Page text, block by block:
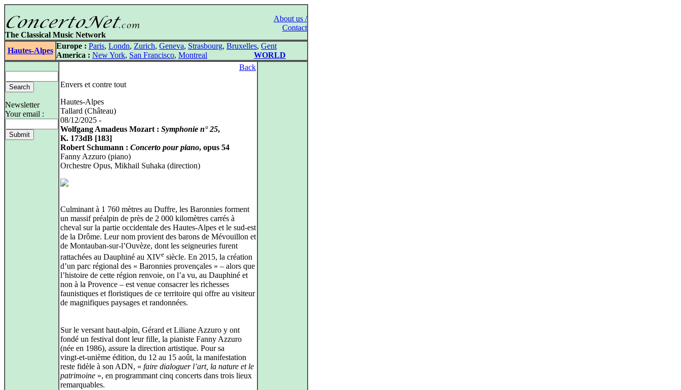
About us /
Contact
The Classical Music Network
Hautes-Alpes
Europe : Paris, Londn, Zurich, Geneva, Strasbourg, Bruxelles, Gent
America : New York, San Francisco, Montreal WORLD
Newsletter
Your email :
Back
Envers et contre tout
Hautes-Alpes
Tallard (Château)
08/12/2025 -
Wolfgang Amadeus Mozart : Symphonie n° 25,
K. 173dB [183]
Robert Schumann : Concerto pour piano, opus 54
Fanny Azzuro (piano)
Orchestre Opus, Mikhail Suhaka (direction)
Culminant à 1 760 mètres au Duffre, les Baronnies forment
un massif préalpin de près de 2 000 kilomètres carrés à
cheval sur la partie occidentale des Hautes‑Alpes et le sud‑est
de la Drôme. Leur nom provient des barons de Mévouillon et
de Montauban-sur-l’Ouvèze, dont les seigneuries furent
rattachées au Dauphiné au XIVe siècle. En 2015, la création
d’un parc régional des « Baronnies provençales » – alors que
l’histoire de cette région renvoie, on l’a vu, au Dauphiné et
non à la Provence – est venue consacrer les richesses
faunistiques et floristiques de ce territoire qui offre au visiteur
de magnifiques paysages et randonnées.
Sur le versant haut-alpin, Gérard et Liliane Azzuro y ont
fondé un festival dont leur fille, la pianiste Fanny Azzuro
(née en 1986), assure la direction artistique. Pour sa
vingt‑et‑unième édition, du 12 au 15 août, la manifestation
reste fidèle à son ADN, « faire dialoguer l’art, la nature et le
patrimoine », en programmant cinq concerts dans trois lieux
remarquables.